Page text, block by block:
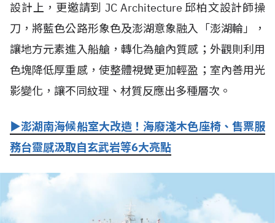
設計上，更邀請到 JC Architecture 邱柏文設計師操
刀，將藍色公路形象色及澎湖意象融入「澎湖輪」，
讓地方元素進入船艙，轉化為艙內質感；外觀則利用
色塊降低厚重感，使整體視覺更加輕盈；室內善用光
影變化，讓不同紋理、材質反應出多種層次。
▶澎湖南海候船室大改造！海廢淺木色座椅、售票服
務台靈感汲取自玄武岩等6大亮點